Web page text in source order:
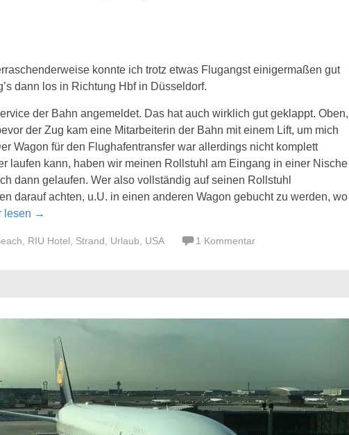
konnte ich trotz etwas Flugangst einigermaßen gut
dann los in Richtung Hbf in Düsseldorf.
der Bahn angemeldet. Das hat auch wirklich gut geklappt. Oben,
der Zug kam eine Mitarbeiterin der Bahn mit einem Lift, um mich
Wagon für den Flughafentransfer war allerdings nicht komplett
laufen kann, haben wir meinen Rollstuhl am Eingang in einer Nische
dann gelaufen. Wer also vollständig auf seinen Rollstuhl
darauf achten, u.U. in einen anderen Wagon gebucht zu werden, wo
lesen →
RIU Hotel Strand Urlaub USA 1 Kommentar